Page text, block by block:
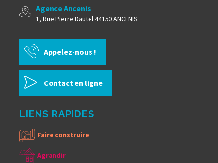
Agence Ancenis
1, Rue Pierre Dautel 44150 ANCENIS
Appelez-nous !
Contact en ligne
LIENS RAPIDES
Faire construire
Agrandir